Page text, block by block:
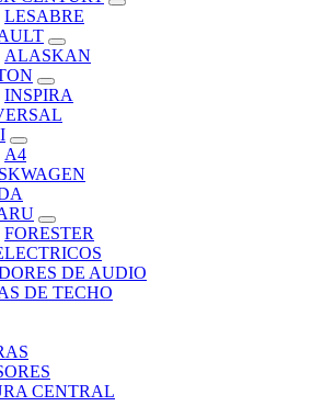
LESABRE
ALASKAN
INSPIRA
A4
FORESTER
DE AUDIO
DE TECHO
CENTRAL